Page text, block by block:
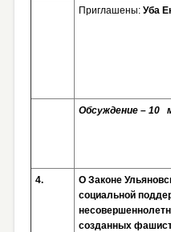
Приглашены: Уба
Обсуждение –
4.
О Законе
социальной
созданных